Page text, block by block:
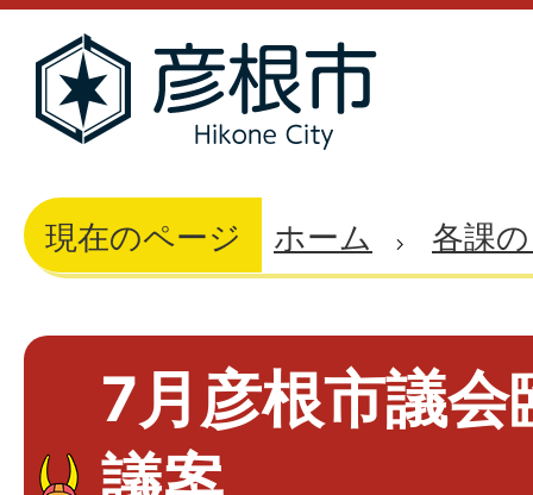
現在のページ ホーム 各課
7月彦根市議会